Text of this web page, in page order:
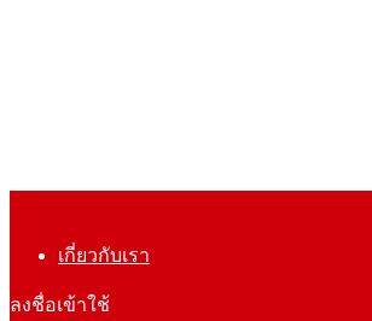
เกี่ยวกับเรา
ลงชื่อเข้าใช้